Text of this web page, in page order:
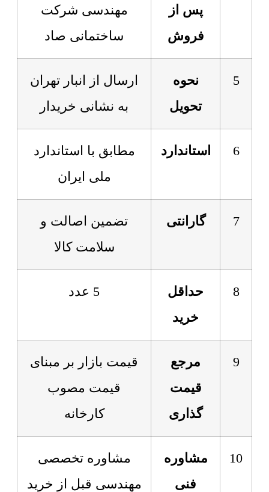
پس از
فروش
مهندسی شرکت
ساختمانی صاد
5
نحوه
تحویل
ارسال از انبار تهران
به نشانی خریدار
6 استاندارد
مطابق با استاندارد
ملی ایران
7 گارانتی
تضمین اصالت و
سلامت کالا
8
حداقل
خرید
5 عدد
9
مرجع
قیمت
گذاری
قیمت بازار بر مبنای
قیمت مصوب
کارخانه
10
مشاوره
فنی
مشاوره تخصصی
مهندسی قبل از خرید